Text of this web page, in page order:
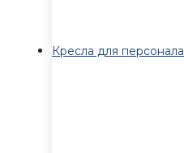
Кресла для персонала